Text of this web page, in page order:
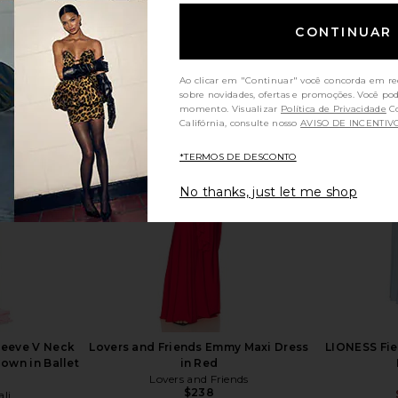
V Neck
in Ballet
Lovers and Friends Emmy Maxi Dress
in Red
Lovers and Friends
$238
LIONESS
CONTINUAR
Ao clicar em "Continuar" você concorda em
sobre novidades, ofertas e promoções. Você
momento. Visualizar Política de Privacidade Consumidores da
Califórnia, consulte nossoAVISO DE
*TERMOS DE DESCONTO
No thanks, just let me shop